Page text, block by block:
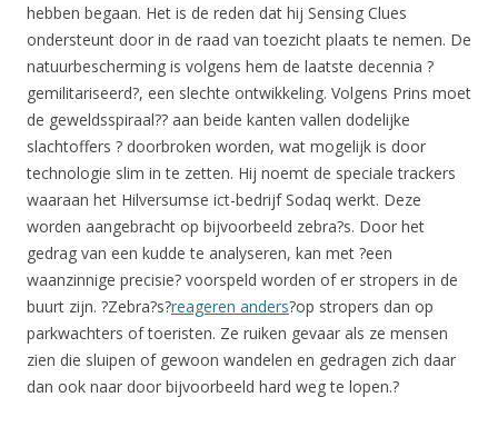
hebben begaan. Het is de reden dat hij Sensing Clues
ondersteunt door in de raad van toezicht plaats te nemen. De
natuurbescherming is volgens hem de laatste decennia ?
gemilitariseerd?, een slechte ontwikkeling. Volgens Prins moet
de geweldsspiraal?? aan beide kanten vallen dodelijke
slachtoffers ? doorbroken worden, wat mogelijk is door
technologie slim in te zetten. Hij noemt de speciale trackers
waaraan het Hilversumse ict-bedrijf Sodaq werkt. Deze
worden aangebracht op bijvoorbeeld zebra?s. Door het
gedrag van een kudde te analyseren, kan met ?een
waanzinnige precisie? voorspeld worden of er stropers in de
buurt zijn. ?Zebra?s?reageren anders?op stropers dan op
parkwachters of toeristen. Ze ruiken gevaar als ze mensen
zien die sluipen of gewoon wandelen en gedragen zich daar
dan ook naar door bijvoorbeeld hard weg te lopen.?